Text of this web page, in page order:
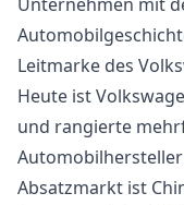
Leitmarke des
Heute ist
und rangierte
Absatzmarkt ist